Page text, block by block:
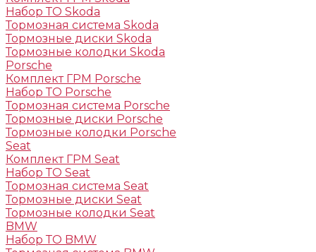
Набор ТО Skoda
Тормозная система Skoda
Тормозные диски Skoda
Тормозные колодки Skoda
Porsche
Комплект ГРМ Porsche
Набор ТО Porsche
Тормозная система Porsche
Тормозные диски Porsche
Тормозные колодки Porsche
Seat
Комплект ГРМ Seat
Набор ТО Seat
Тормозная система Seat
Тормозные диски Seat
Тормозные колодки Seat
BMW
Набор ТО BMW